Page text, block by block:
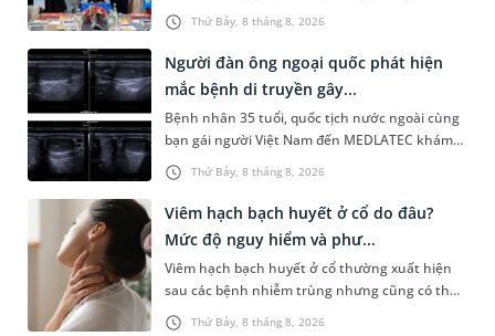
Thứ Bảy, 8 tháng 8, 2026
Quản lý Bệnh viện (HIS - Hospital Information
System) giai đoạn mới. Dự á...
Thứ Bảy, 8 tháng 8, 2026
Người đàn ông ngoại quốc phát hiện
mắc bệnh di truyền gây...
Bệnh nhân 35 tuổi, quốc tịch nước ngoài cùng
bạn gái người Việt Nam đến MEDLATEC khám
sức khỏe tiền hôn nhân. Qua thăm khám và
làm các xét nghiệm chuyên sâu,...
Thứ Bảy, 8 tháng 8, 2026
Viêm hạch bạch huyết ở cổ do đâu?
Mức độ nguy hiểm và phư...
Viêm hạch bạch huyết ở cổ thường xuất hiện
sau các bệnh nhiễm trùng nhưng cũng có thể
liên quan đến lao hạch hoặc ung thư. Để tìm